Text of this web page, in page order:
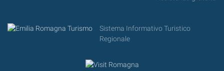
Sistema Informativo Turistico
Regionale